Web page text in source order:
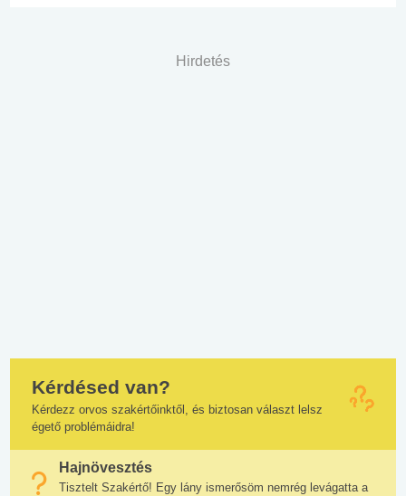
Hirdetés
Kérdésed van?
Kérdezz orvos szakértőinktől, és biztosan választ lelsz
égető problémáidra!
Hajnövesztés
Tisztelt Szakértő! Egy lány ismerősöm nemrég levágatta a